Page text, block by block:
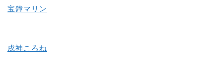
宝鐘マリン
戌神ころね